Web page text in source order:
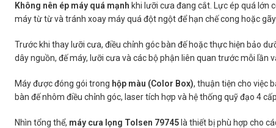
Không nên ép máy quá mạnh khi lưỡi cưa đang cắt. Lực ép quá lớn
máy từ từ và tránh xoay máy quá đột ngột để hạn chế cong hoặc gãy
Trước khi thay lưỡi cưa, điều chỉnh góc bàn đế hoặc thực hiện bảo
dây nguồn, đế máy, lưỡi cưa và các bộ phận liên quan trước mỗi lần
Máy được đóng gói trong hộp màu (Color Box), thuận tiện cho việc
bàn đế nhôm điều chỉnh góc, laser tích hợp và hệ thống quỹ đạo 4
Nhìn tổng thể, máy cưa lọng Tolsen 79745 là thiết bị phù hợp cho